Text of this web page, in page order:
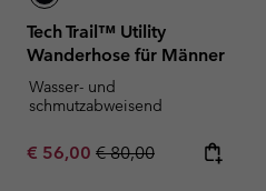
Tech Trail™ Utility
Wanderhose für Männer
Wasser- und
schmutzabweisend
Sale price:
€ 56,00 Regular price:
€ 80,00